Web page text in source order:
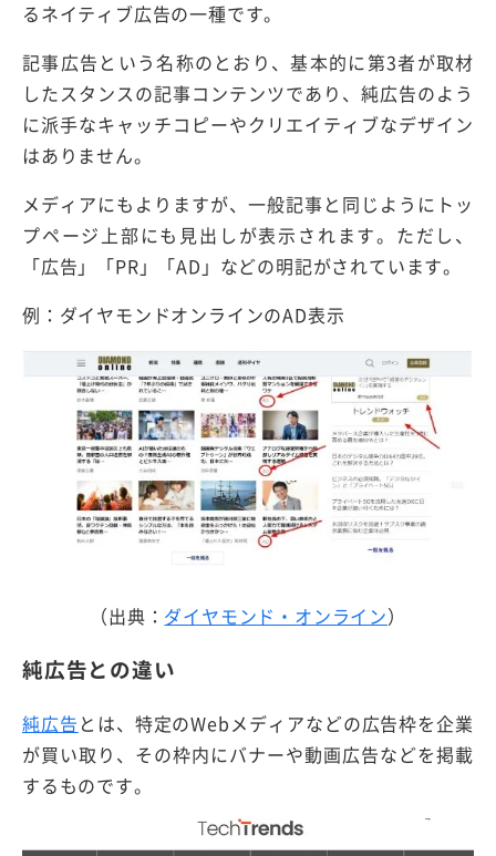
るネイティブ広告の一種です。
記事広告という名称のとおり、基本的に第3者が取材
したスタンスの記事コンテンツであり、純広告のよう
に派手なキャッチコピーやクリエイティブなデザイン
はありません。
メディアにもよりますが、一般記事と同じようにトッ
プページ上部にも見出しが表示されます。ただし、
「広告」「PR」「AD」などの明記がされています。
例：ダイヤモンドオンラインのAD表示
（出典： ダイヤモンド・オンライン）
純広告との違い
純広告 とは、特定のWebメディアなどの広告枠を企業
が買い取り、その枠内にバナーや動画広告などを掲載
するものです。